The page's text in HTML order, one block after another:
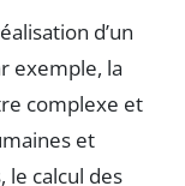
d’un
exemple, la
complexe et
et
le calcul des